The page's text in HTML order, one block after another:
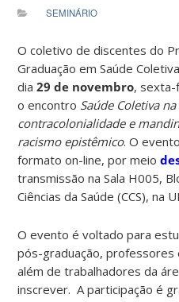
SEMINÁRIO
O coletivo de discentes do
Graduação em Saúde
dia29 de novembro, sexta-
o encontro Saúde Coletiva
contracolonialidade e
racismo epistêmico. O
formato on-line, por meio
transmissão na Sala H005,
Ciências da Saúde (CCS), na
O evento é voltado para
pós-graduação, professores
além de trabalhadores da
inscrever. A participação é